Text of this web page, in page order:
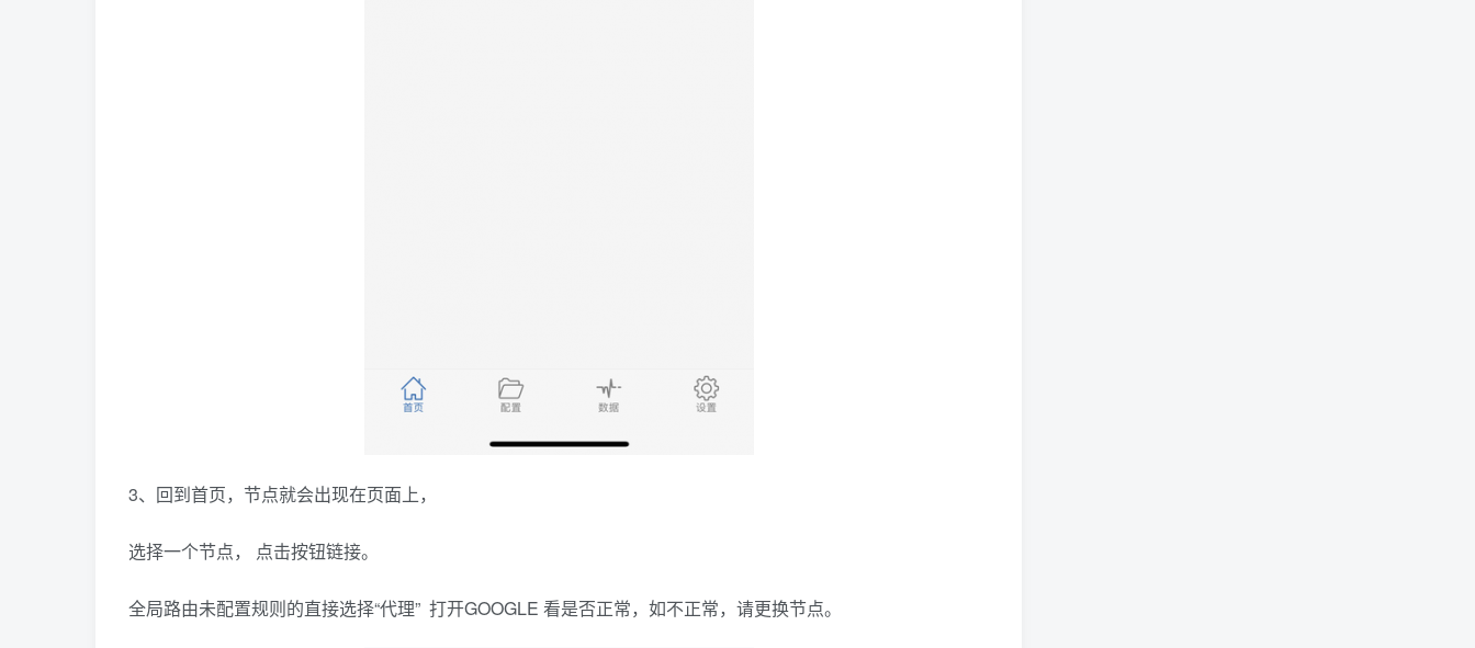
3、回到首页，节点就会出现在页面上，
选择一个节点， 点击按钮链接。
全局路由未配置规则的直接选择“代理” 打开GOOGLE 看是否正常，如不正常，请更换节点。